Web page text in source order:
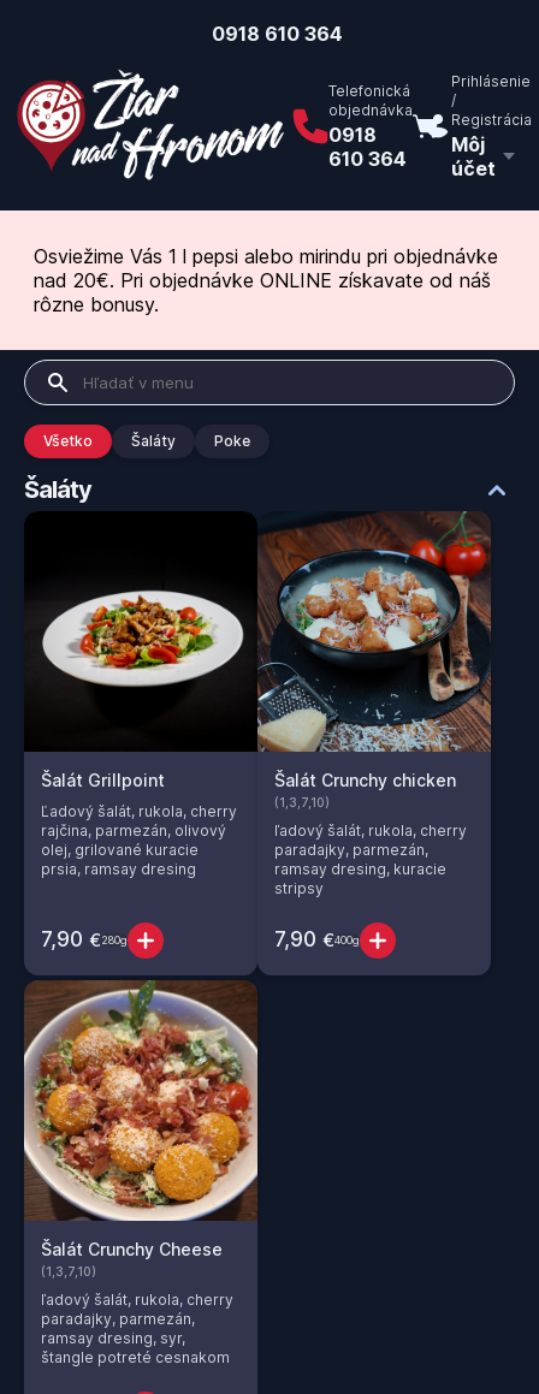
0918 610 364
Telefonická
objednávka
0918
610 364
Prihlásenie
/
Registrácia
Môj
účet
Osviežime Vás 1 l pepsi alebo mirindu pri objednávke
nad 20€. Pri objednávke ONLINE získavate od náš
rôzne bonusy.
Všetko Šaláty Poke
Šaláty
Šalát Grillpoint
Ľadový šalát, rukola, cherry
rajčina, parmezán, olivový
olej, grilované kuracie
prsia, ramsay dresing
7,90 €280g
Šalát Crunchy chicken
(1,3,7,10)
ľadový šalát, rukola, cherry
paradajky, parmezán,
ramsay dresing, kuracie
stripsy
7,90 €400g
Šalát Crunchy Cheese
(1,3,7,10)
ľadový šalát, rukola, cherry
paradajky, parmezán,
ramsay dresing, syr,
štangle potreté cesnakom